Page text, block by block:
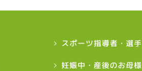
スポーツ指導者・選
妊娠中・産後のお母